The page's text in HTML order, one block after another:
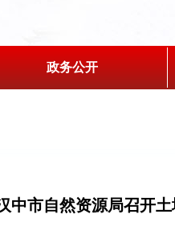
政务公开
中市自然资源局召开